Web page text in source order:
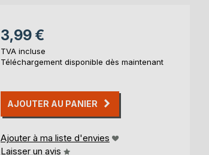
3,99 €
TVA incluse
Téléchargement disponible dès maintenant
AJOUTER AU PANIER
Ajouter à ma liste d'envies
Laisser un avis